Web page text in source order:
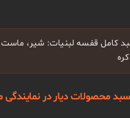
کامل قفسه لبنیات: شیر،
سبد محصولات دیار در